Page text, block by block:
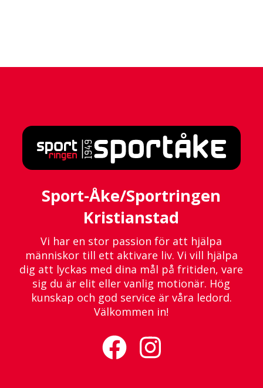
Sport-Åke/Sportringen
Kristianstad
Vi har en stor passion för att hjälpa
människor till ett aktivare liv. Vi vill hjälpa
dig att lyckas med dina mål på fritiden, vare
sig du är elit eller vanlig motionär. Hög
kunskap och god service är våra ledord.
Välkommen in!